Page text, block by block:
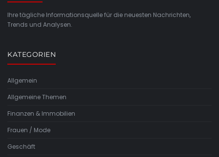
Ihre tägliche Informationsquelle für die neuesten Nachrichten,
Trends und Analysen.
KATEGORIEN
Allgemein
Allgemeine Themen
Finanzen & Immobilien
Frauen / Mode
Geschäft